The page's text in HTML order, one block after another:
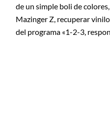
de un simple boli de
Mazinger Z, recuperar
del programa «1-2-3,